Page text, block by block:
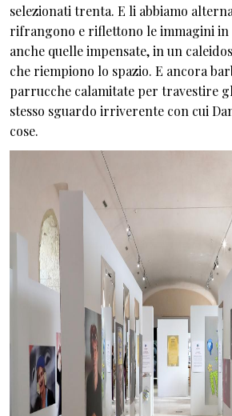
selezionati trenta. E li abbiamo
rifrangono e riflettono le immagini
anche quelle impensate, in un
che riempiono lo spazio. E ancora
parrucche calamitate per travestire
stesso sguardo irriverente con cui
cose.